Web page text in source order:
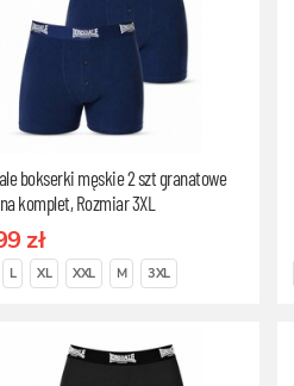
bokserki męskie 2 szt granatowe
komplet, Rozmiar 3XL
zł
L XL XXL M 3XL